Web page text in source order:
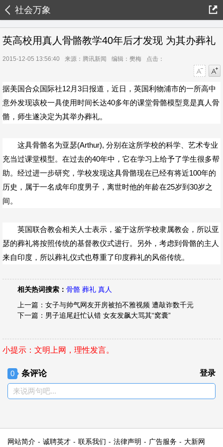
社会万象
英高校用真人骨骼教学40年后才发现 为其办葬礼
2015-12-05 13:56:40 来源：腾讯新闻 编辑：樊梅
点击：
据美国合众国际社12月3日报道，近日，英国利物浦市的一所高中
意外发现该校一具使用时间长达40多年的课堂骨骼模型竟是真人骨
骼，师生遂决定为其举办葬礼。
这具骨骼名为亚瑟(Arthur), 分别在这所学校的科学、艺术专业
充当过课堂模型。在过去的40年中，它在学习上给予了学生很多帮
助。经过进一步研究，学校发现这具骨骼现在已经有将近100年的
历史，属于一名成年印度男子，离世时他的年龄在25岁到30岁之
间。
英国联合教会相关人士表示，鉴于这所学校隶属教会，所以亚
瑟的葬礼将按照传统的基督教仪式进行。另外，考虑到骨骼的主人
来自印度，所以葬礼仪式也尊重了印度葬礼的风俗传统。
相关热词搜索： 骨骼 葬礼 真人
上一篇： 女子与帅气网友开房被拍不雅视频 遭敲诈数千元
下一篇： 男子追尾赶忙认错 女友发飙大骂其“窝囊”
小提示：文明上网，理性发言。
0 条评论 登录
来说两句吧...
网站简介 - 诚聘英才 - 联系我们 - 法律声明 - 广告服务 - 大新网